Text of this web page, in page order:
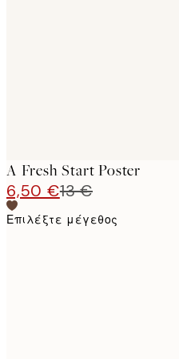
A Fresh Start Poster
6,50 €13 €
Επιλέξτε μέγεθος